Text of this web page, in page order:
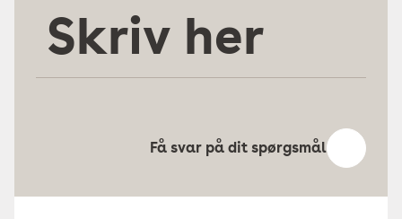
her
Få svar på dit spørgsmål